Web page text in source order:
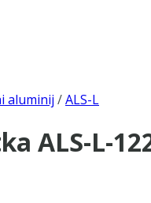
aluminij /ALS-L
ALS-L-